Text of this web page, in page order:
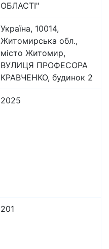
ОБЛАСТІ"
Україна, 10014,
Житомирська обл.,
місто Житомир,
ВУЛИЦЯ ПРОФЕСОРА
КРАВЧЕНКО, будинок 2
2025
201